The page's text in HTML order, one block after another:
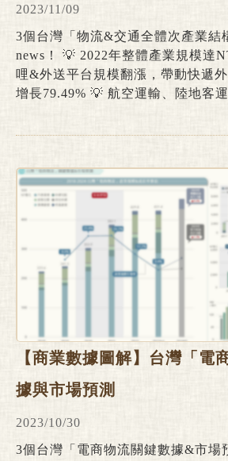
2023/11/09
3個台灣「物流&交通全體次產業結
news！ 💡 2022年整體產業規模達
哩&外送平台規模翻漲，帶動快遞
增長79.49% 💡 航空運輸、陸地客
產業經濟研究領域中，物流&交通
(Leading
【商業數據圖解】台灣「電
據與市場預測
2023/10/30
3個台灣「電商物流關鍵數據&市場